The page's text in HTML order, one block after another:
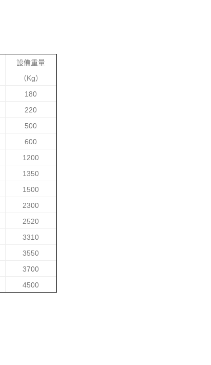
設備重量
（Kg）
180
220
500
600
1200
1350
1500
2300
2520
3310
3550
3700
4500